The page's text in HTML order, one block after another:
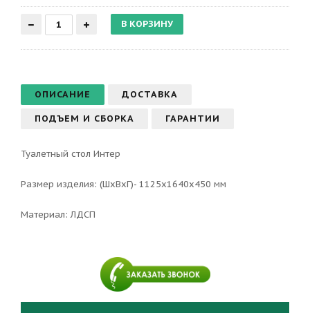
ОПИСАНИЕ ДОСТАВКА
ПОДЪЕМ И СБОРКА ГАРАНТИИ
Туалетный стол Интер
Размер изделия: (ШхВхГ)- 1125х1640х450 мм
Материал: ЛДСП